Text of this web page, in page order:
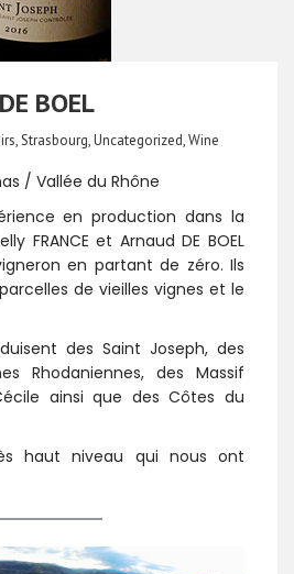
BOEL
,Strasbourg,Uncategorized,Wine
/ Vallée du Rhône
en production dans la
FRANCE et Arnaud DE BOEL
en partant de zéro. Ils
de vieilles vignes et le
des Saint Joseph, des
Rhodaniennes, des Massif
ainsi que des Côtes du
haut niveau qui nous ont